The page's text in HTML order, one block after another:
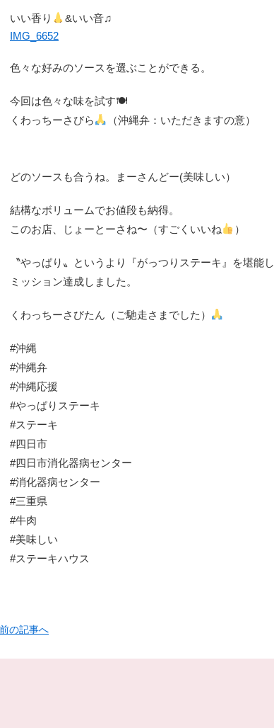
いい香り
&いい音♫
IMG_6652
色々な好みのソースを選ぶことができる。
今回は色々な味を試す🍽
くわっちーさびら
（沖縄弁：いただきますの意）
どのソースも合うね。まーさんどー(美味しい）
結構なボリュームでお値段も納得。
このお店、じょーとーさね〜（すごくいいね
）
〝やっぱり〟というより『がっつりステーキ』を堪能し
ミッション達成しました。
くわっちーさびたん（ご馳走さまでした）
#沖縄
#沖縄弁
#沖縄応援
#やっぱりステーキ
#ステーキ
#四日市
#四日市消化器病センター
#消化器病センター
#三重県
#牛肉
#美味しい
#ステーキハウス
前の記事へ